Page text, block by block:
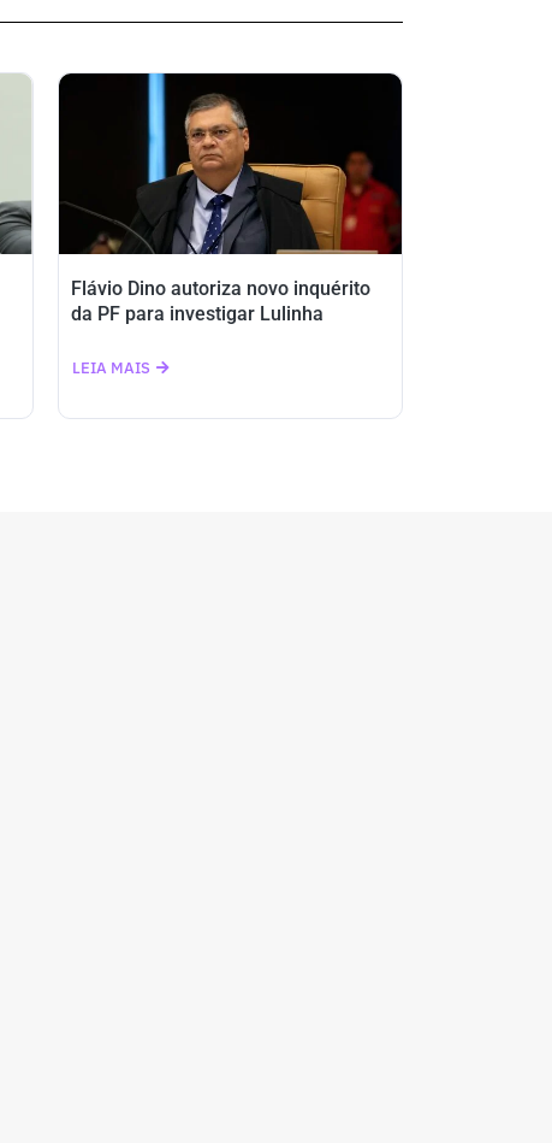
Flávio Dino autoriza novo inquérito
da PF para investigar Lulinha
LEIA MAIS